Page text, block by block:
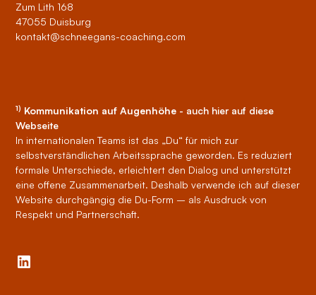
Zum Lith 168
47055 Duisburg
kontakt@schneegans-coaching.com
1) Kommunikation auf Augenhöhe - auch hier auf diese
Webseite
In internationalen Teams ist das „Du“ für mich zur
selbstverständlichen Arbeitssprache geworden. Es reduziert
formale Unterschiede, erleichtert den Dialog und unterstützt
eine offene Zusammenarbeit. Deshalb verwende ich auf dieser
Website durchgängig die Du-Form – als Ausdruck von
Respekt und Partnerschaft.